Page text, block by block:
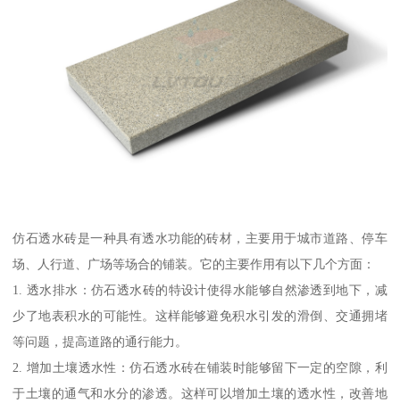
仿石透水砖是一种具有透水功能的砖材，主要用于城市道路、停车
场、人行道、广场等场合的铺装。它的主要作用有以下几个方面：
1. 透水排水：仿石透水砖的特设计使得水能够自然渗透到地下，减
少了地表积水的可能性。这样能够避免积水引发的滑倒、交通拥堵
等问题，提高道路的通行能力。
2. 增加土壤透水性：仿石透水砖在铺装时能够留下一定的空隙，利
于土壤的通气和水分的渗透。这样可以增加土壤的透水性，改善地